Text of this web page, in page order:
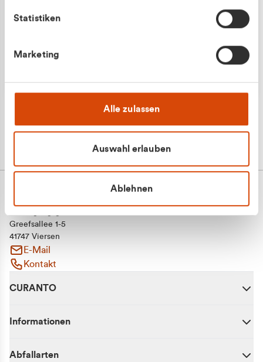
Statistiken
Marketing
Alle zulassen
Auswahl erlauben
Ablehnen
Greefsallee 1-5
41747 Viersen
E-Mail
Kontakt
CURANTO
Informationen
Abfallarten